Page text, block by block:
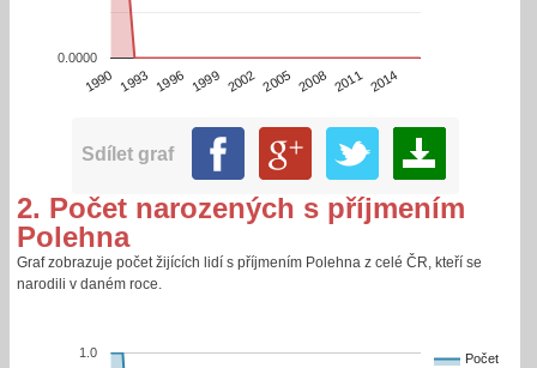
1990 1993 1996 1999 2002 2005 2008 2011 2014
0.0000
Sdílet graf
2. Počet narozených s příjmením
Polehna
Graf zobrazuje počet žijících lidí s příjmením Polehna z celé ČR, kteří se
narodili v daném roce.
Počet
1.0